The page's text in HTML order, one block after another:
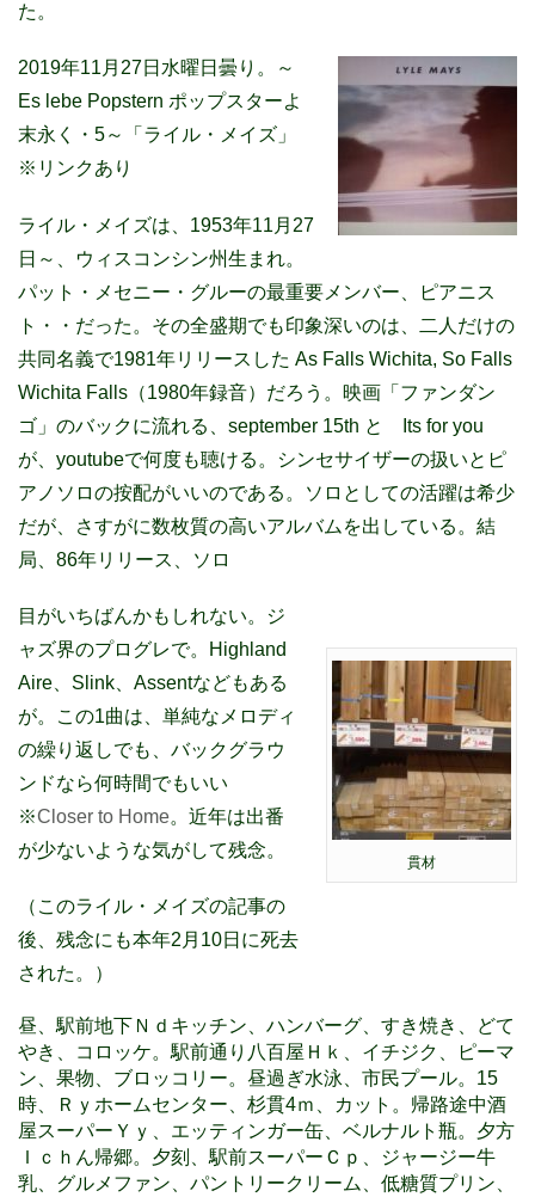
た。
2019年11月27日水曜日曇り。
～
Es lebe Popstern ポップスターよ
末永く・5～「ライル・メイズ」
※リンクあり
ライル・メイズは、1953年11月27
日～、ウィスコンシン州生まれ。
パット・メセニー・グルーの最重要メンバー、ピアニス
ト・・だった。その全盛期でも印象深いのは、二人だけの
共同名義で1981年リリースした As Falls Wichita, So Falls
Wichita Falls（1980年録音）だろう。映画「ファンダン
ゴ」のバックに流れる、september 15th と Its for you
が、youtubeで何度も聴ける。シンセサイザーの扱いとピ
アノソロの按配がいいのである。ソロとしての活躍は希少
だが、さすがに数枚質の高いアルバムを出している。結
局、86年リリース、ソロ
貫材
目がいちばんかもしれない。ジ
ャズ界のプログレで。Highland
Aire、Slink、Assentなどもある
が。この1曲は、単純なメロディ
の繰り返しでも、バックグラウ
ンドなら何時間でもいい
※Closer to Home。近年は出番
が少ないような気がして残念。
（このライル・メイズの記事の
後、残念にも本年2月10日に死去
された。）
昼、駅前地下Ｎｄキッチン、ハンバーグ、すき焼き、どて
やき、コロッケ。駅前通り八百屋Ｈｋ、イチジク、ピーマ
ン、果物、ブロッコリー。昼過ぎ水泳、市民プール。15
時、Ｒｙホームセンター、杉貫4ｍ、カット。帰路途中酒
屋スーパーＹｙ、エッティンガー缶、ベルナルト瓶。夕方
Ｉｃｈん帰郷。夕刻、駅前スーパーＣｐ、ジャージー牛
乳、グルメファン、パントリークリーム、低糖質プリン、